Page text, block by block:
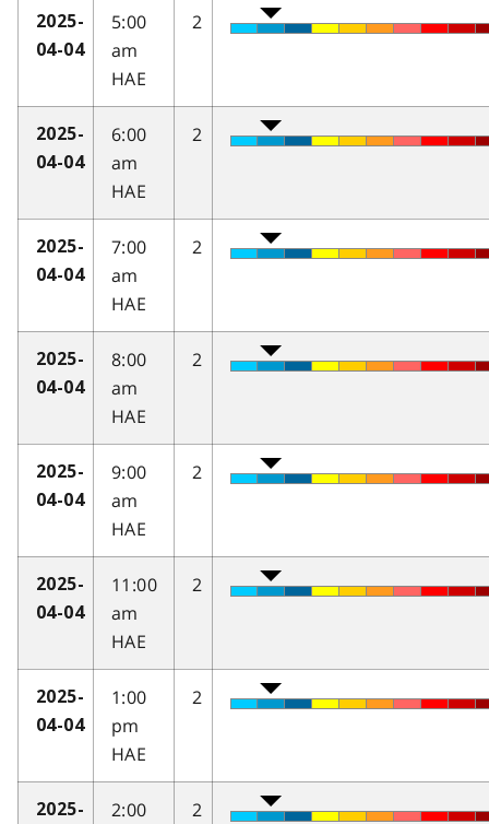
2025-
04-04
5:00
am
HAE
2
2025-
04-04
6:00
am
HAE
2
2025-
04-04
7:00
am
HAE
2
2025-
04-04
8:00
am
HAE
2
2025-
04-04
9:00
am
HAE
2
2025-
04-04
11:00
am
HAE
2
2025-
04-04
1:00
pm
HAE
2
2025-
2:00
2